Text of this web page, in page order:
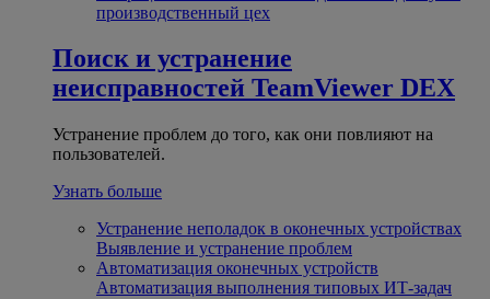
производственный цех
Поиск и устранение
неисправностей TeamViewer DEX
Устранение проблем до того, как они повлияют на
пользователей.
Узнать больше
Устранение неполадок в оконечных устройствах
Выявление и устранение проблем
Автоматизация оконечных устройств
Автоматизация выполнения типовых ИТ-задач